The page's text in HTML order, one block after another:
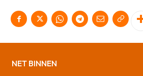
NET BINNEN